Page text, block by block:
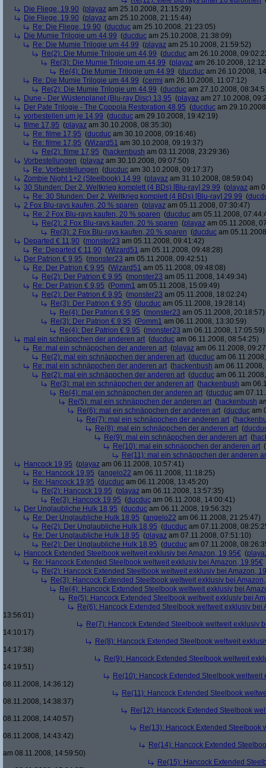
Die Fliege, 19,90 (playaz am 25.10.2008, 21:15:29)
Die Fliege, 19,90 (playaz am 25.10.2008, 21:15:44)
Re: Die Fliege, 19,90 (ducduc am 25.10.2008, 21:23:05)
Die Mumie Trilogie um 44,99 (ducduc am 25.10.2008, 21:38:09)
Re: Die Mumie Trilogie um 44,99 (playaz am 25.10.2008, 21:59:52)
Re(2): Die Mumie Trilogie um 44,99 (ducduc am 26.10.2008,
Re(3): Die Mumie Trilogie um 44,99 (playaz am 26.10.2008,
Re(4): Die Mumie Trilogie um 44,99 (ducduc am 26.10.2008,
Re: Die Mumie Trilogie um 44,99 (cermi am 26.10.2008, 11:07:12)
Re(2): Die Mumie Trilogie um 44,99 (ducduc am 27.10.2008,
Dune - Der Wüstenplanet (Blu-ray Disc) 13,95 (playaz am 27.10.2008,
Der Pate Trilogie - The Coppola Restoration 48,95 (ducduc am
vorbestellen um je 14,99 (ducduc am 29.10.2008, 19:42:19)
filme 17,95 (playaz am 30.10.2008, 08:35:30)
Re: filme 17,95 (ducduc am 30.10.2008, 09:16:46)
Re: filme 17,95 (Wizard51 am 30.10.2008, 09:19:37)
Re(2): filme 17,95 (hackenbush am 03.11.2008, 23:29:36)
Vorbestellungen (playaz am 30.10.2008, 09:07:50)
Re: Vorbestellungen (ducduc am 30.10.2008, 09:17:37)
Zombie Night 1+2 (Steelbook) 14,99 (playaz am 31.10.2008, 08:59:04)
30 Stunden: Der 2. Weltkrieg komplett (4 BDs) [Blu-ray] 29,99 (playaz am
Re: 30 Stunden: Der 2. Weltkrieg komplett (4 BDs) [Blu-ray] 29,99 (
2 Fox Blu-rays kaufen, 20 % sparen (playaz am 05.11.2008, 07:30:47)
Re: 2 Fox Blu-rays kaufen, 20 % sparen (ducduc am 05.11.2008,
Re(2): 2 Fox Blu-rays kaufen, 20 % sparen (playaz am 05.11.2008,
Re(3): 2 Fox Blu-rays kaufen, 20 % sparen (ducduc am
Departed € 11,90 (monster23 am 05.11.2008, 09:41:42)
Re: Departed € 11,90 (Wizard51 am 05.11.2008, 09:48:28)
Der Patrion € 9,95 (monster23 am 05.11.2008, 09:42:51)
Re: Der Patrion € 9,95 (Wizard51 am 05.11.2008, 09:48:08)
Re(2): Der Patrion € 9,95 (monster23 am 05.11.2008, 14:49:34)
Re: Der Patrion € 9,95 (Pomm1 am 05.11.2008, 15:09:49)
Re(2): Der Patrion € 9,95 (monster23 am 05.11.2008, 18:02:24)
Re(3): Der Patrion € 9,95 (ducduc am 05.11.2008, 19:28:14)
Re(4): Der Patrion € 9,95 (monster23 am 05.11.2008, 20:18:57)
Re(3): Der Patrion € 9,95 (Pomm1 am 06.11.2008, 13:30:59)
Re(4): Der Patrion € 9,95 (monster23 am 06.11.2008, 17:05:59)
mal ein schnäppchen der anderen art (ducduc am 06.11.2008, 08:54:25)
Re: mal ein schnäppchen der anderen art (playaz am 06.11.2008,
Re(2): mal ein schnäppchen der anderen art (ducduc am
Re: mal ein schnäppchen der anderen art (hackenbush am
Re(2): mal ein schnäppchen der anderen art (ducduc am
Re(3): mal ein schnäppchen der anderen art (hackenbush am
Re(4): mal ein schnäppchen der anderen art (ducduc am
Re(5): mal ein schnäppchen der anderen art (hackenbush
Re(6): mal ein schnäppchen der anderen art (ducduc am
Re(7): mal ein schnäppchen der anderen art (
Re(8): mal ein schnäppchen der anderen art (
Re(9): mal ein schnäppchen der anderen art (
Re(10): mal ein schnäppchen der anderen art (
Re(11): mal ein schnäppchen der anderen
Hancock 19,95 (playaz am 06.11.2008, 10:57:41)
Re: Hancock 19,95 (angelo22 am 06.11.2008, 11:18:25)
Re: Hancock 19,95 (ducduc am 06.11.2008, 13:45:20)
Re(2): Hancock 19,95 (playaz am 06.11.2008, 13:57:35)
Re(3): Hancock 19,95 (ducduc am 06.11.2008, 14:00:41)
Der Unglaubliche Hulk 18,95 (ducduc am 06.11.2008, 19:56:32)
Re: Der Unglaubliche Hulk 18,95 (angelo22 am 06.11.2008, 21:25:47)
Re(2): Der Unglaubliche Hulk 18,95 (ducduc am 07.11.2008,
Re: Der Unglaubliche Hulk 18,95 (playaz am 07.11.2008, 07:51:10)
Re(2): Der Unglaubliche Hulk 18,95 (ducduc am 07.11.2008,
Hancock Extended Steelbook weltweit exklusiv bei Amazon, 19,95€ (
Re: Hancock Extended Steelbook weltweit exklusiv bei Amazon, 19,95€
Re(2): Hancock Extended Steelbook weltweit exklusiv bei Amazon,
Re(3): Hancock Extended Steelbook weltweit exklusiv bei
Re(4): Hancock Extended Steelbook weltweit exklusiv bei
Re(5): Hancock Extended Steelbook weltweit exklusiv bei
Re(6): Hancock Extended Steelbook weltweit exklusiv bei
13:56:01)
Re(7): Hancock Extended Steelbook weltweit exklusiv
14:10:17)
Re(8): Hancock Extended Steelbook weltweit
14:17:38)
Re(9): Hancock Extended Steelbook weltweit
14:19:51)
Re(10): Hancock Extended Steelbook weltweit
08.11.2008, 14:36:12)
Re(11): Hancock Extended Steelbook
08.11.2008, 14:38:37)
Re(12): Hancock Extended Steelbook
08.11.2008, 14:40:57)
Re(13): Hancock Extended Steelbook
08.11.2008, 14:43:42)
Re(14): Hancock Extended
am 08.11.2008, 14:59:50)
Re(15): Hancock Extended